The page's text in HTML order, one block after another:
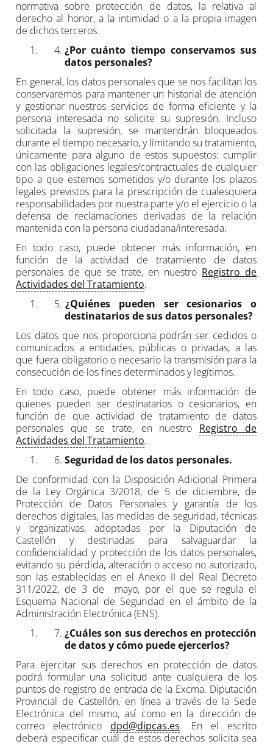
normativa sobre protección de datos, la relativa al
derecho al honor, a la intimidad o a la propia imagen
de dichos terceros.
¿Por cuánto tiempo conservamos sus
datos personales?
En general, los datos personales que se nos facilitan los
conservaremos para mantener un historial de atención
y gestionar nuestros servicios de forma eficiente y la
persona interesada no solicite su supresión. Incluso
solicitada la supresión, se mantendrán bloqueados
durante el tiempo necesario, y limitando su tratamiento,
únicamente para alguno de estos supuestos: cumplir
con las obligaciones legales/contractuales de cualquier
tipo a que estemos sometidos y/o durante los plazos
legales previstos para la prescripción de cualesquiera
responsabilidades por nuestra parte y/o el ejercicio o la
defensa de reclamaciones derivadas de la relación
mantenida con la persona ciudadana/interesada.
En todo caso, puede obtener más información, en
función de la actividad de tratamiento de datos
personales de que se trate, en nuestro Registro de
Actividades del Tratamiento.
¿Quiénes pueden ser cesionarios o
destinatarios de sus datos personales?
Los datos que nos proporciona podrán ser cedidos o
comunicados a entidades, públicas o privadas, a las
que fuera obligatorio o necesario la transmisión para la
consecución de los fines determinados y legítimos.
En todo caso, puede obtener más información de
quienes pueden ser destinatarios o cesionarios, en
función de que actividad de tratamiento de datos
personales que se trate, en nuestro Registro de
Actividades del Tratamiento.
Seguridad de los datos personales.
De conformidad con la Disposición Adicional Primera
de la Ley Orgánica 3/2018, de 5 de diciembre, de
Protección de Datos Personales y garantía de los
derechos digitales, las medidas de seguridad, técnicas
y organizativas, adoptadas por la Diputación de
Castellón y destinadas para salvaguardar la
confidencialidad y protección de los datos personales,
evitando su pérdida, alteración o acceso no autorizado,
son las establecidas en el Anexo II del Real Decreto
311/2022, de 3 de mayo, por el que se regula el
Esquema Nacional de Seguridad en el ámbito de la
Administración Electrónica (ENS).
¿Cuáles son sus derechos en protección
de datos y cómo puede ejercerlos?
Para ejercitar sus derechos en protección de datos
podrá formular una solicitud ante cualquiera de los
puntos de registro de entrada de la Excma. Diputación
Provincial de Castellón, en línea a través de la Sede
Electrónica del mismo, así como en la dirección de
correo electrónico dpd@dipcas.es. En el escrito
deberá especificar cuál de estos derechos solicita sea